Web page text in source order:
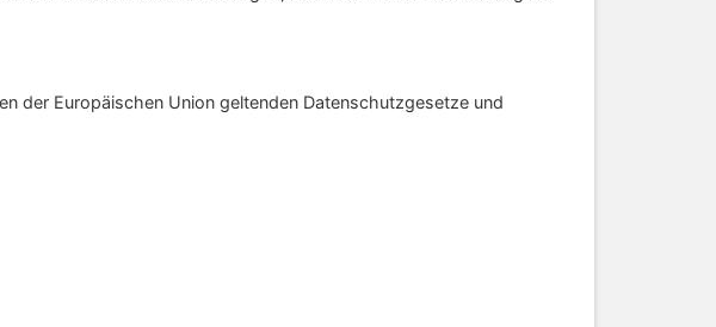
der Europäischen Union geltenden Datenschutzgesetze und